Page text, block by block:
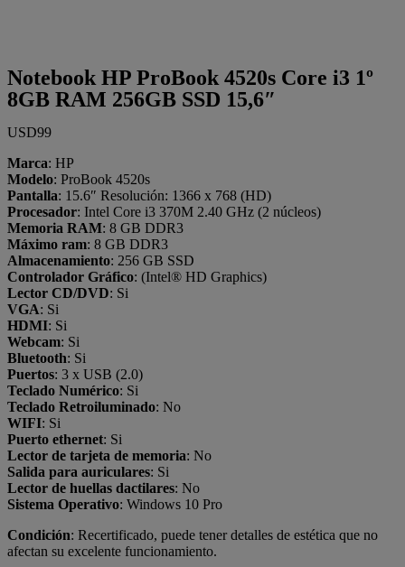
Notebook HP ProBook 4520s Core i3 1º
8GB RAM 256GB SSD 15,6″
USD99
Marca: HP
Modelo: ProBook 4520s
Pantalla: 15.6″ Resolución: 1366 x 768 (HD)
Procesador: Intel Core i3 370M 2.40 GHz (2 núcleos)
Memoria RAM: 8 GB DDR3
Máximo ram: 8 GB DDR3
Almacenamiento: 256 GB SSD
Controlador Gráfico: (Intel® HD Graphics)
Lector CD/DVD: Si
VGA: Si
HDMI: Si
Webcam: Si
Bluetooth: Si
Puertos: 3 x USB (2.0)
Teclado Numérico: Si
Teclado Retroiluminado: No
WIFI: Si
Puerto ethernet: Si
Lector de tarjeta de memoria: No
Salida para auriculares: Si
Lector de huellas dactilares: No
Sistema Operativo: Windows 10 Pro
Condición: Recertificado, puede tener detalles de estética que no
afectan su excelente funcionamiento.